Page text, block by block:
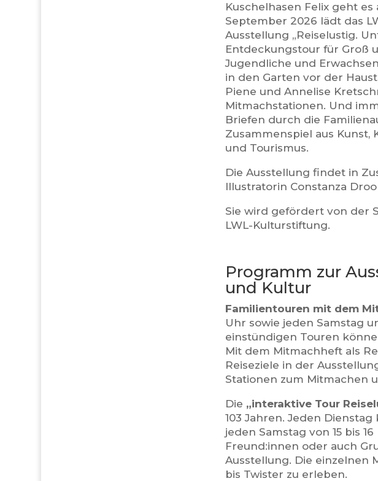
Kuschelhasen Felix geht es
September 2026 lädt das
Ausstellung „Reiselustig.
Entdeckungstour für Groß
Jugendliche und
in den Garten vor der
Piene und Annelise
Mitmachstationen. Und
Briefen durch die
Zusammenspiel aus
und Tourismus.
Die Ausstellung findet in
Illustratorin Constanza
Sie wird gefördert von der
LWL-Kulturstiftung.
Programm zur
und Kultur
Familientouren mit dem
Uhr sowie jeden Samstag
einstündigen Touren
Mit dem Mitmachheft als
Reiseziele in der
Stationen zum Mitmachen
Die „interaktive Tour
103 Jahren. Jeden
jeden Samstag von 15 bis
Freund:innen oder auch
Ausstellung. Die einzelnen
bis Twister zu erleben.